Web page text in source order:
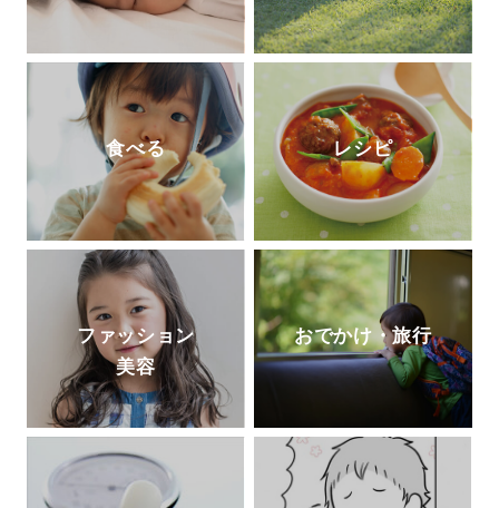
食べる レシピ
ファッション
美容
おでかけ・旅行